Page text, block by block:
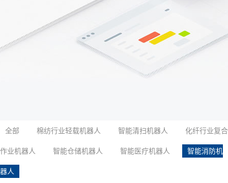
全部 棉纺行业轻载机器人 智能清扫机器人 化纤行业复合
作业机器人 智能仓储机器人 智能医疗机器人 智能消防机
器人